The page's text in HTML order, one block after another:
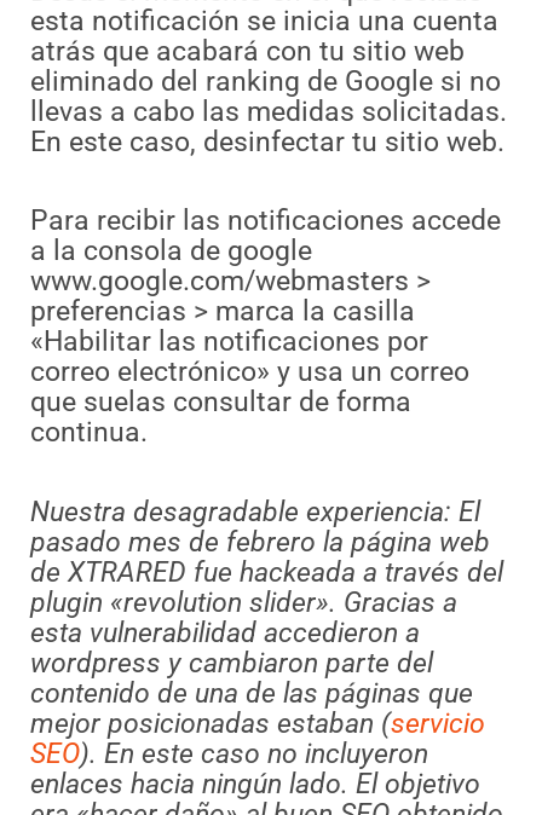
esta notificación se inicia una cuenta
atrás que acabará con tu sitio web
eliminado del ranking de Google si no
llevas a cabo las medidas solicitadas.
En este caso, desinfectar tu sitio web.
Para recibir las notificaciones accede
a la consola de google
www.google.com/webmasters >
preferencias > marca la casilla
«Habilitar las notificaciones por
correo electrónico» y usa un correo
que suelas consultar de forma
continua.
Nuestra desagradable experiencia: El
pasado mes de febrero la página web
de XTRARED fue hackeada a través del
plugin «revolution slider». Gracias a
esta vulnerabilidad accedieron a
wordpress y cambiaron parte del
contenido de una de las páginas que
mejor posicionadas estaban (servicio
SEO). En este caso no incluyeron
enlaces hacia ningún lado. El objetivo